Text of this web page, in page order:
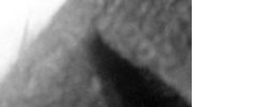
סיפורים מבית-